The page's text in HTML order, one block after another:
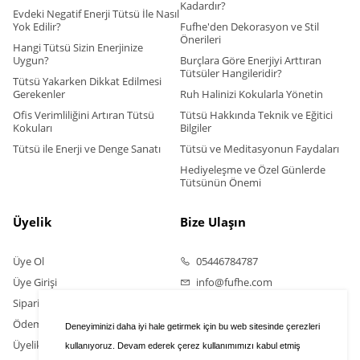
Deneyiminizi daha iyi hale getirmek için bu web sitesinde çerezleri
kullanıyoruz. Devam ederek çerez kullanımımızı kabul etmiş
Evdeki Negatif Enerji Tütsü İle Nasıl
Yok Edilir?
Hangi Tütsü Sizin Enerjinize
Uygun?
Tütsü Yakarken Dikkat Edilmesi
Gerekenler
Ofis Verimliliğini Artıran Tütsü
Kokuları
Tütsü ile Enerji ve Denge Sanatı
Kadardır?
Fufhe'den Dekorasyon ve Stil
Önerileri
Burçlara Göre Enerjiyi Arttıran
Tütsüler Hangileridir?
Ruh Halinizi Kokularla Yönetin
Tütsü Hakkında Teknik ve Eğitici
Bilgiler
Tütsü ve Meditasyonun Faydaları
Hediyeleşme ve Özel Günlerde
Tütsünün Önemi
Üyelik
Üye Ol
Üye Girişi
Sipariş Takip
Ödeme Bildirimi Yapın
Üyelik Sözleşmesi
Bize Ulaşın
05446784787
info@fufhe.com